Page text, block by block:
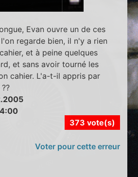
Evan ouvre un de ces
regarde bien, il n'y a rien
et à peine quelques
et sans avoir tourné les
cahier. L'a-t-il appris par
373 vote(s)
Voter pour cette erreur